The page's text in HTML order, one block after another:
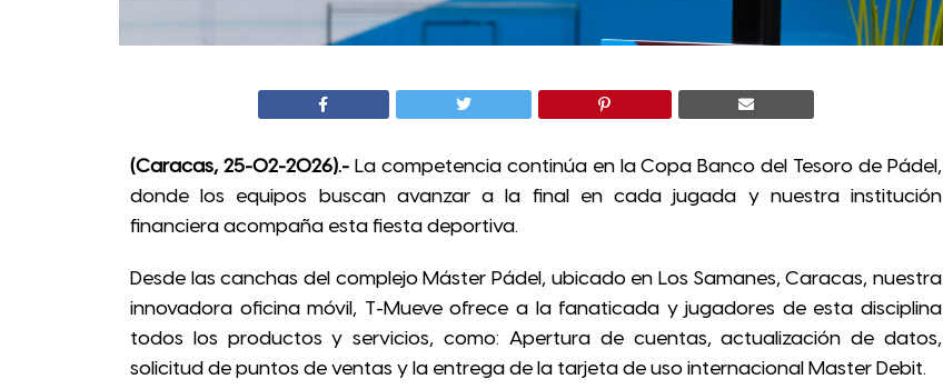
(Caracas, 25-02-2026).-La competencia continúa en la Copa Banco del Tesoro de Pádel,
donde los equipos buscan avanzar a la final en cada jugada y nuestra institución
financiera acompaña esta fiesta deportiva.
Desde las canchas del complejo Máster Pádel, ubicado en Los Samanes, Caracas, nuestra
innovadora oficina móvil, T-Mueve ofrece a la fanaticada y jugadores de esta disciplina
todos los productos y servicios, como: Apertura de cuentas, actualización de datos,
solicitud de puntos de ventas y la entrega de la tarjeta de uso internacional Master Debit.